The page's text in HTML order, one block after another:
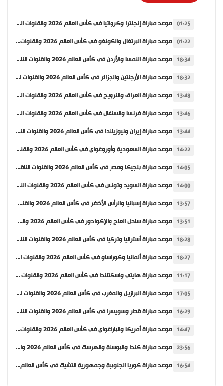
01:25 موعد مباراة إنجلترا وكرواتيا في كأس العالم 2026 والقنوات الناقلة
01:22 موعد مباراة البرتغال والكونغو في كأس العالم 2026 والقنوات الناقلة
18:34 موعد مباراة النمسا والأردن في كأس العالم 2026 والقنوات الناقلة
18:32 موعد مباراة الأرجنتين والجزائر في كأس العالم 2026 والقنوات الناقلة
13:48 موعد مباراة العراق والنرويج في كأس العالم 2026 والقنوات الناقلة
13:46 موعد مباراة فرنسا والسنغال في كأس العالم 2026 والقنوات الناقلة
13:44 موعد مباراة إيران ونيوزيلندا في كأس العالم 2026 والقنوات الناقلة
14:22 موعد مباراة السعودية وأوروغواي في كأس العالم 2026 والقنوات الناقلة
14:05 موعد مباراة بلجيكا ومصر في كأس العالم 2026 والقنوات الناقلة
14:00 موعد مباراة السويد وتونس في كأس العالم 2026 والقنوات الناقلة
13:57 موعد مباراة إسبانيا والرأس الأخضر في كأس العالم 2026 والقنوات الناقلة
13:51 موعد مباراة ساحل العاج والإكوادور في كأس العالم 2026 والقنوات الناقلة
18:28 موعد مباراة أستراليا وتركيا في كأس العالم 2026 والقنوات الناقلة
18:27 موعد مباراة ألمانيا وكوراساو في كأس العالم 2026 والقنوات الناقلة
11:17 موعد مباراة هايتي واسكتلندا في كأس العالم 2026 والقنوات الناقلة
17:05 موعد مباراة البرازيل والمغرب في كأس العالم 2026 والقنوات الناقلة
16:29 موعد مباراة قطر وسويسرا في كأس العالم 2026 والقنوات الناقلة
14:47 موعد مباراة أمريكا والباراغواي في كأس العالم 2026 والقنوات الناقلة
23:56 موعد مباراة كندا والبوسنة والهرسك في كأس العالم 2026 والقنوات الناقلة
16:54 موعد مباراة كوريا الجنوبية وجمهورية التشيك في كأس العالم 2026 والقنوات الناقلة